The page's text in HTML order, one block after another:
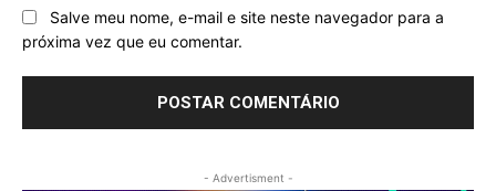
Salve meu nome, e-mail e site neste navegador para a
próxima vez que eu comentar.
- Advertisment -